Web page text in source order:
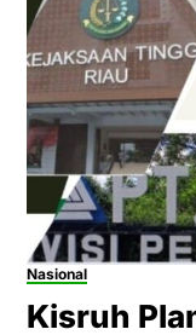
Nasional
Kisruh